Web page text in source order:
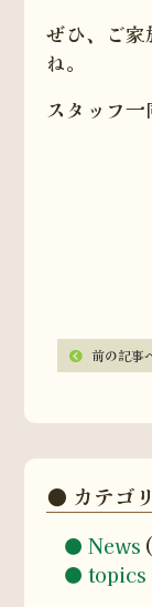
ぜひ、ご
ね。
スタッフ
前の記事
カテゴ
News
topics